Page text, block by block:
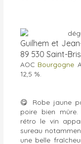
Guilhem et
89 530 Saint-
AOC Bourgogne
12,5 %.
😋
Robe jaune
poire bien mûre.
rétro le vin
sureau
une belle